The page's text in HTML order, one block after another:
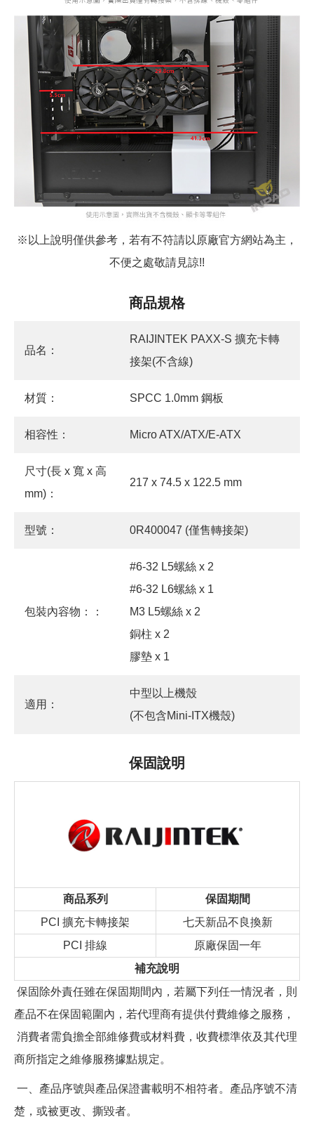
※以上說明僅供參考，若有不符請以原廠官方網站為主，
不便之處敬請見諒!!
商品規格
品名：
RAIJINTEK PAXX-S 擴充卡轉
接架(不含線)
材質： SPCC 1.0mm 鋼板
相容性： Micro ATX/ATX/E-ATX
尺寸(長 x 寬 x 高
mm)：
217 x 74.5 x 122.5 mm
型號： 0R400047 (僅售轉接架)
包裝內容物：：
#6-32 L5螺絲 x 2
#6-32 L6螺絲 x 1
M3 L5螺絲 x 2
銅柱 x 2
膠墊 x 1
適用：
中型以上機殼
(不包含Mini-ITX機殼)
保固說明
商品系列
保固期間
PCI 擴充卡轉接架
七天新品不良換新
PCI 排線
原廠保固一年
補充說明
保固除外責任雖在保固期間內，若屬下列任一情況者，則
產品不在保固範圍內，若代理商有提供付費維修之服務，
消費者需負擔全部維修費或材料費，收費標準依及其代理
商所指定之維修服務據點規定。
一、產品序號與產品保證書載明不相符者。產品序號不清
楚，或被更改、撕毀者。